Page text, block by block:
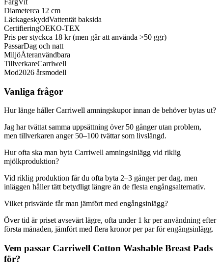
FärgVit
Diameterca 12 cm
LäckageskyddVattentät baksida
CertifieringOEKO-TEX
Pris per styckca 18 kr (men går att använda >50 ggr)
PassarDag och natt
MiljöÅteranvändbara
TillverkareCarriwell
Mod2026 årsmodell
Vanliga frågor
Hur länge håller Carriwell amningskupor innan de behöver bytas ut?
Jag har tvättat samma uppsättning över 50 gånger utan problem,
men tillverkaren anger 50–100 tvättar som livslängd.
Hur ofta ska man byta Carriwell amningsinlägg vid riklig
mjölkproduktion?
Vid riklig produktion får du ofta byta 2–3 gånger per dag, men
inläggen håller tätt betydligt längre än de flesta engångsalternativ.
Vilket prisvärde får man jämfört med engångsinlägg?
Över tid är priset avsevärt lägre, ofta under 1 kr per användning efter
första månaden, jämfört med flera kronor per par för engångsinlägg.
Vem passar Carriwell Cotton Washable Breast Pads
för?